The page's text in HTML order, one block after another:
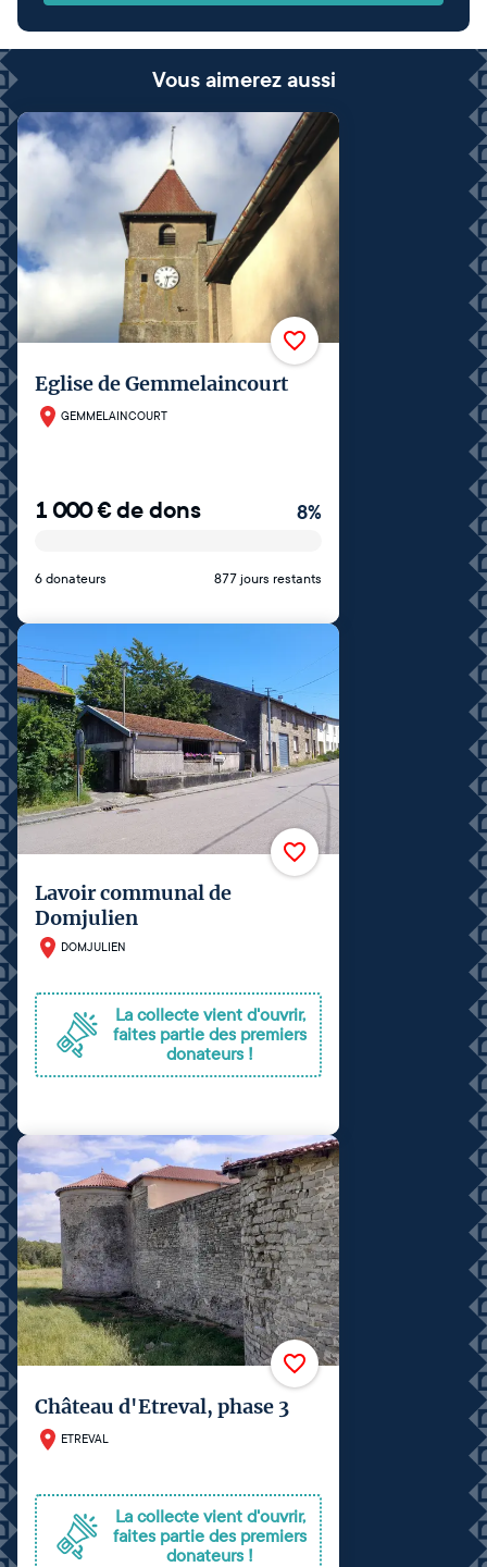
Vous aimerez aussi
Eglise de Gemmelaincourt
GEMMELAINCOURT
1 000€de dons 8%
6 donateurs 877 jours restants
Lavoir communal de
Domjulien
DOMJULIEN
La collecte vient d'ouvrir,
faites partie des premiers
donateurs !
Château d'Etreval, phase 3
ETREVAL
La collecte vient d'ouvrir,
faites partie des premiers
donateurs !